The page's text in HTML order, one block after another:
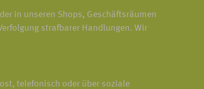
in unseren Shops, Geschäftsräumen
strafbarer Handlungen. Wir
telefonisch oder über soziale